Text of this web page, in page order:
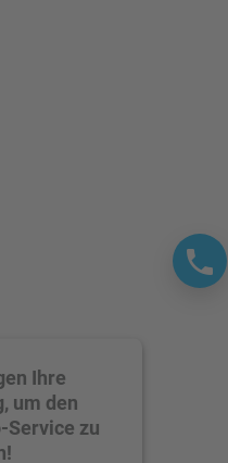
Ihre
um den
Service zu